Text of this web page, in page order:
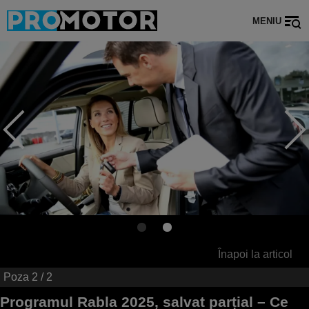
MENIU
Înapoi la articol
Poza 2 / 2
Programul Rabla 2025, salvat parțial – Ce